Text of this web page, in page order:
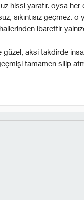
hissi yaratır. oysa
sıkıntısız geçmez.
ibarettir
güzel, aksi takdirde
tamamen silip